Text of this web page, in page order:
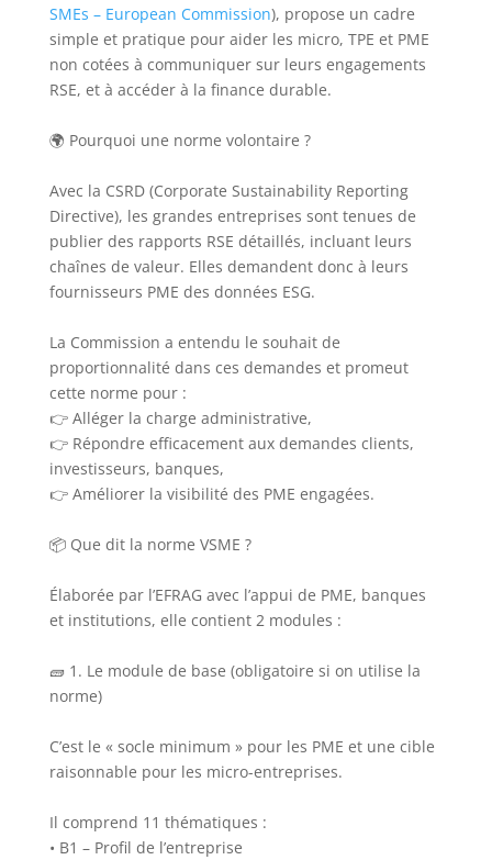
SMEs – European Commission), propose un cadre
simple et pratique pour aider les micro, TPE et PME
non cotées à communiquer sur leurs engagements
RSE, et à accéder à la finance durable.
🌍 Pourquoi une norme volontaire ?
Avec la CSRD (Corporate Sustainability Reporting
Directive), les grandes entreprises sont tenues de
publier des rapports RSE détaillés, incluant leurs
chaînes de valeur. Elles demandent donc à leurs
fournisseurs PME des données ESG.
La Commission a entendu le souhait de
proportionnalité dans ces demandes et promeut
cette norme pour :
👉 Alléger la charge administrative,
👉 Répondre efficacement aux demandes clients,
investisseurs, banques,
👉 Améliorer la visibilité des PME engagées.
📦 Que dit la norme VSME ?
Élaborée par l’EFRAG avec l’appui de PME, banques
et institutions, elle contient 2 modules :
🧱 1. Le module de base (obligatoire si on utilise la
norme)
C’est le « socle minimum » pour les PME et une cible
raisonnable pour les micro-entreprises.
Il comprend 11 thématiques :
• B1 – Profil de l’entreprise